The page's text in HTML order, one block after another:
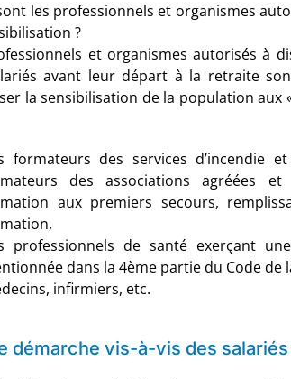
les professionnels et organismes
?
et organismes autorisés à
avant leur départ à la retraite
la sensibilisation de la population aux
formateurs des services d’incendie
des associations agréées
aux premiers secours,
professionnels de santé exerçant
dans la 4ème partie du Code de
infirmiers, etc.
démarche vis-à-vis des